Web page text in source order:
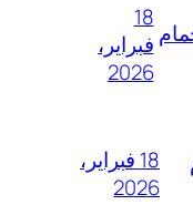
18
فبراير،
2026
18 فبراير،
2026